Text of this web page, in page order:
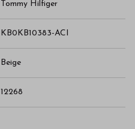
Tommy Hilfiger
KB0KB10383-ACI
Beige
12268